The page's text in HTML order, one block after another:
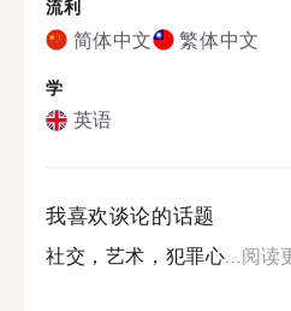
流利
简体中文 繁体中文
学
英语
我喜欢谈论的话题
社交，艺术，犯罪心...阅读